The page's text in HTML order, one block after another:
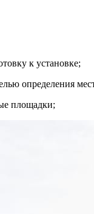
к установке;
определения
площадки;